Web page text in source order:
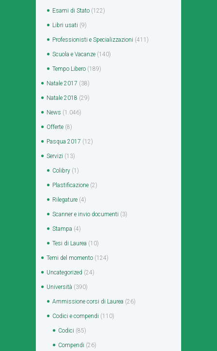
Esami di Stato (122)
Libri usati (9)
Professionisti e Specializzazioni (411)
Scuola e Vacanze (140)
Tempo Libero (189)
Natale 2017 (38)
Natale 2018 (29)
News (1.046)
Offerte (8)
Pasqua 2017 (12)
Servizi (13)
Colibry (1)
Plastificazione (2)
Rilegature (4)
Scanner e invio documenti (3)
Stampa (4)
Tesi di Laurea (10)
Temi del momento (124)
Uncategorized (24)
Università (390)
Ammissione corsi di Laurea (26)
Codici e compendi (110)
Codici (85)
Compendi (26)